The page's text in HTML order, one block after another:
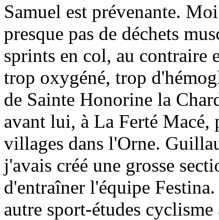
Samuel est prévenante.
presque pas de déchets
sprints en col, au contraire
trop oxygéné, trop
de Sainte Honorine la
avant lui, à La Ferté Macé,
villages dans l'Orne.
j'avais créé une grosse
d'entraîner l'équipe
autre sport-études